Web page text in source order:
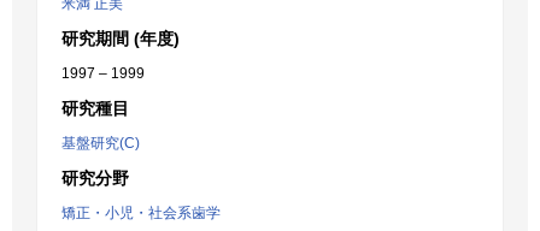
米満 正美
研究期間 (年度)
1997 – 1999
研究種目
基盤研究(C)
研究分野
矯正・小児・社会系歯学